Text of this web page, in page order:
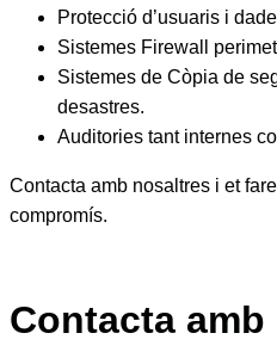
Protecció d’usuaris i
Sistemes Firewall
Sistemes de Còpia de
desastres.
Auditories tant internes
Contacta amb nosaltres i et
compromís.
Contacta